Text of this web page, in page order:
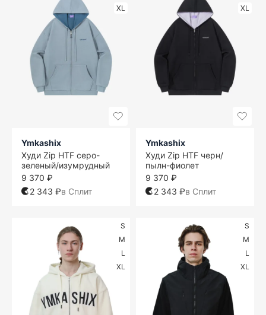
XL
Ymkashix
Худи Zip HTF серо-
зеленый/изумрудный
9 370 ₽
2 343 ₽в Сплит
XL
Ymkashix
Худи Zip HTF черн/
пылн-фиолет
9 370 ₽
2 343 ₽в Сплит
S
M
L
XL
S
M
L
XL